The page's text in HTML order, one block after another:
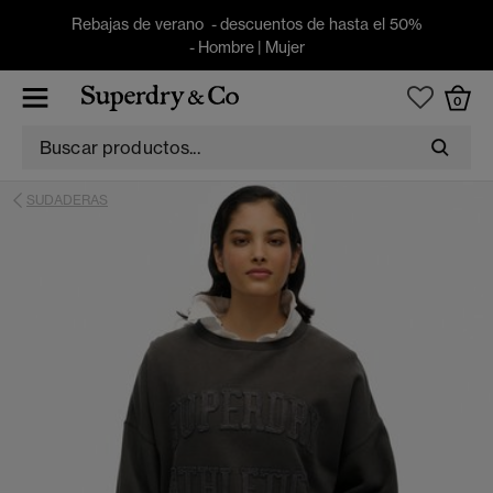
Rebajas de verano - descuentos de hasta el 50%
- Hombre| Mujer
0
SUDADERAS